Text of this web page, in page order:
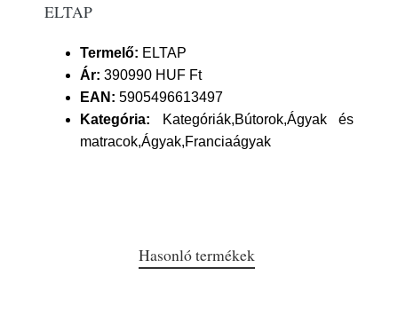
ELTAP
Termelő: ELTAP
Ár: 390990 HUF Ft
EAN: 5905496613497
Kategória: Kategóriák,Bútorok,Ágyak és
matracok,Ágyak,Franciaágyak
Hasonló termékek